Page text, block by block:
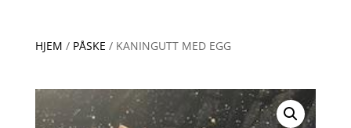
HJEM / PÅSKE / KANINGUTT MED EGG